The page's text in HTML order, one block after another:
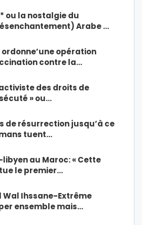
ou la nostalgie du
Arabe …
opération
contre la…
des droits de
» ou…
de résurrection jusqu’à ce
tuent…
au Maroc: « Cette
le premier…
Wal Ihssane-Extrême
ensemble mais…